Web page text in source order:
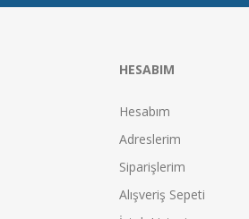
HESABIM
Hesabım
Adreslerim
Siparişlerim
Alışveriş Sepeti